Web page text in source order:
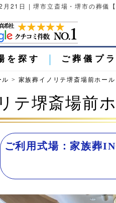
21日 | 堺市立斎場・堺市の葬儀【
を探す ご葬儀プ
> 家族葬イノリテ堺斎場前ホー
テ堺斎場前
ご利用式場：家族葬